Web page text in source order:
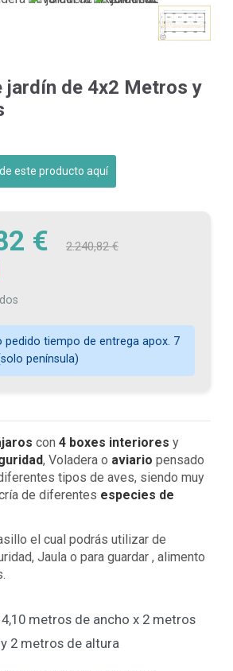
jardín de 4x2 Metros y
este producto aquí
€ 2.240,82 €
pedido tiempo de entrega apox. 7
península)
con 4 boxes interiores y
, Voladera o aviario pensado
tipos de aves, siendo muy
de diferentes especies de
el cual podrás utilizar de
Jaula o para guardar , alimento
metros de ancho x 2 metros
2 metros de altura